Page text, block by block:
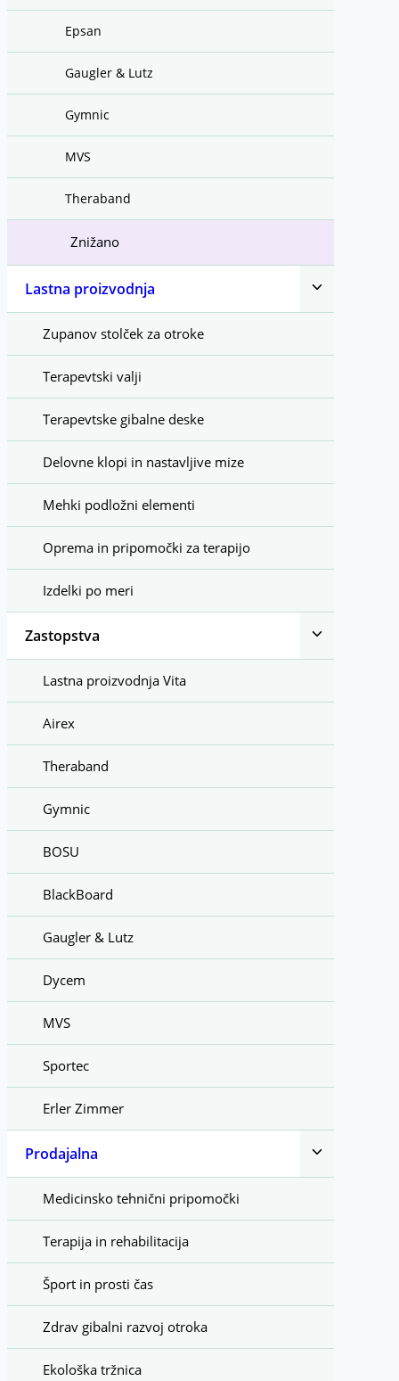
Epsan
Gaugler & Lutz
Gymnic
MVS
Theraband
Znižano
Lastna proizvodnja
Toggle
menu
Zupanov stolček za otroke
Terapevtski valji
Terapevtske gibalne deske
Delovne klopi in nastavljive mize
Mehki podložni elementi
Oprema in pripomočki za terapijo
Izdelki po meri
Zastopstva
Toggle
menu
Lastna proizvodnja Vita
Airex
Theraband
Gymnic
BOSU
BlackBoard
Gaugler & Lutz
Dycem
MVS
Sportec
Erler Zimmer
Prodajalna
Toggle
menu
Medicinsko tehnični pripomočki
Terapija in rehabilitacija
Šport in prosti čas
Zdrav gibalni razvoj otroka
Ekološka tržnica